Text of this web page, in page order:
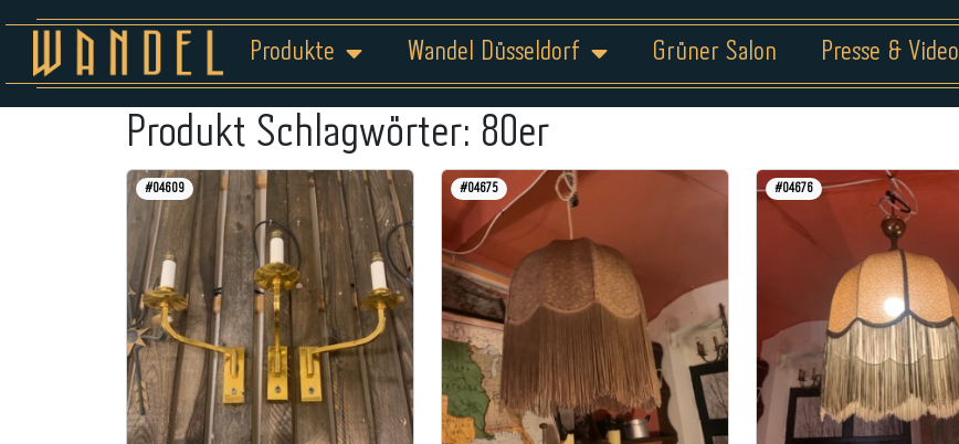
Produkte Wandel Düsseldorf Grüner Salon Presse & Video
Produkt Schlagwörter: 80er
#04609 #04675 #04676